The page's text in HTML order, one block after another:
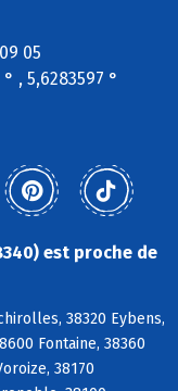
05
, 5,6283597 °
est proche de
38320 Eybens,
Fontaine, 38360
38170